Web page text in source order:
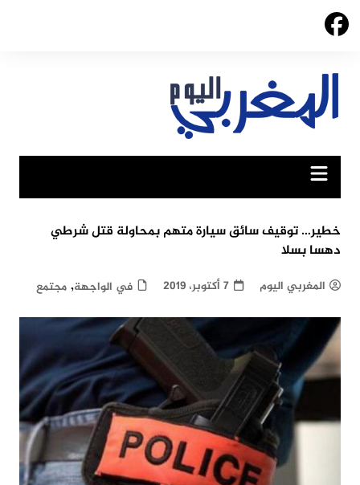
Skip
خطير… توقيف سائق سيارة متهم بمحاولة قتل شرطي
دهسا بسلا
المغربي اليوم 7 أكتوبر، 2019 في الواجهة, مجتمع